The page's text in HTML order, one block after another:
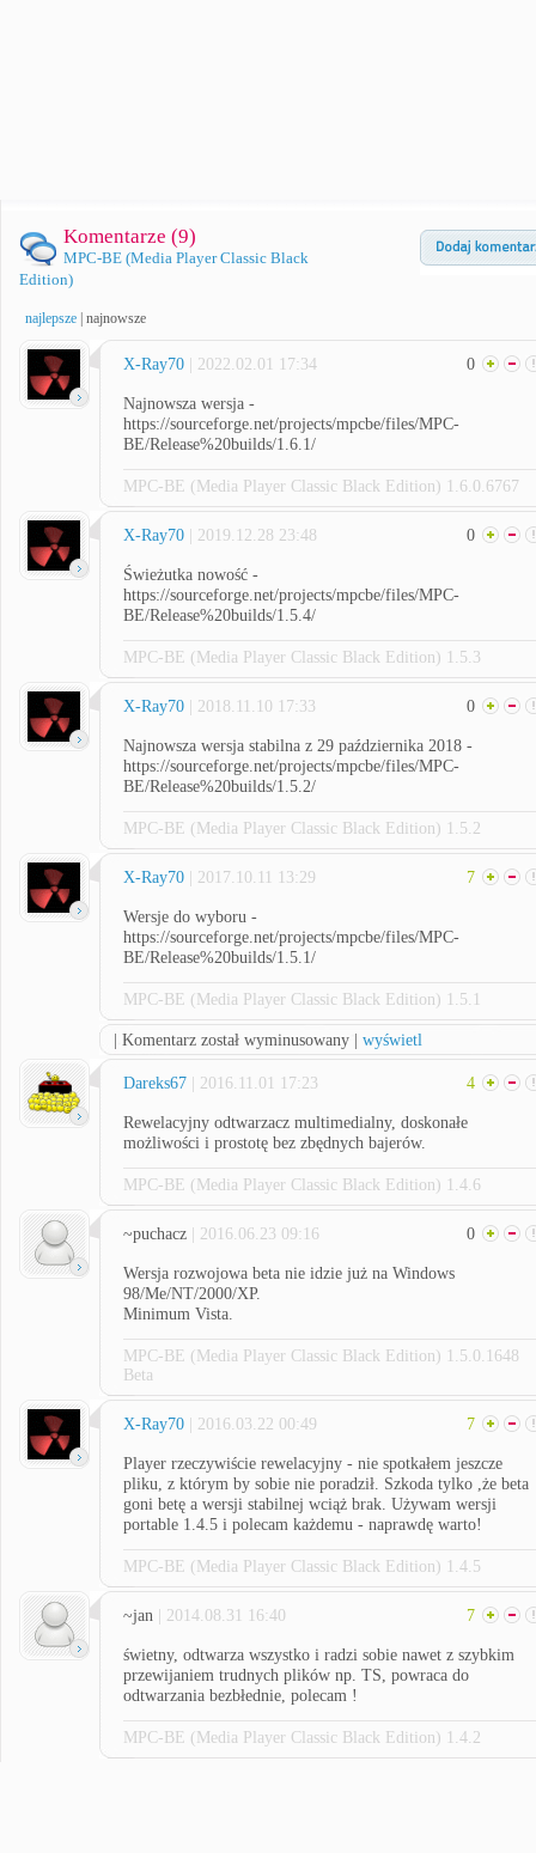
Komentarze (9)
MPC-BE (Media Player Classic Black
Edition)
najlepsze najnowsze
X-Ray70 | 2022.02.01 17:34 0
Najnowsza wersja -
https://sourceforge.net/projects/mpcbe/files/MPC-
BE/Release%20builds/1.6.1/
MPC-BE (Media Player Classic Black Edition) 1.6.0.6767
X-Ray70 | 2019.12.28 23:48 0
Świeżutka nowość -
https://sourceforge.net/projects/mpcbe/files/MPC-
BE/Release%20builds/1.5.4/
MPC-BE (Media Player Classic Black Edition) 1.5.3
X-Ray70 | 2018.11.10 17:33 0
Najnowsza wersja stabilna z 29 października 2018 -
https://sourceforge.net/projects/mpcbe/files/MPC-
BE/Release%20builds/1.5.2/
MPC-BE (Media Player Classic Black Edition) 1.5.2
X-Ray70 | 2017.10.11 13:29 7
Wersje do wyboru -
https://sourceforge.net/projects/mpcbe/files/MPC-
BE/Release%20builds/1.5.1/
MPC-BE (Media Player Classic Black Edition) 1.5.1
| Komentarz został wyminusowany | wyświetl
Dareks67 | 2016.11.01 17:23 4
Rewelacyjny odtwarzacz multimedialny, doskonałe
możliwości i prostotę bez zbędnych bajerów.
MPC-BE (Media Player Classic Black Edition) 1.4.6
~puchacz | 2016.06.23 09:16 0
Wersja rozwojowa beta nie idzie już na Windows
98/Me/NT/2000/XP.
Minimum Vista.
MPC-BE (Media Player Classic Black Edition) 1.5.0.1648
Beta
X-Ray70 | 2016.03.22 00:49 7
Player rzeczywiście rewelacyjny - nie spotkałem jeszcze
pliku, z którym by sobie nie poradził. Szkoda tylko ,że beta
goni betę a wersji stabilnej wciąż brak. Używam wersji
portable 1.4.5 i polecam każdemu - naprawdę warto!
MPC-BE (Media Player Classic Black Edition) 1.4.5
~jan | 2014.08.31 16:40 7
świetny, odtwarza wszystko i radzi sobie nawet z szybkim
przewijaniem trudnych plików np. TS, powraca do
odtwarzania bezbłednie, polecam !
MPC-BE (Media Player Classic Black Edition) 1.4.2